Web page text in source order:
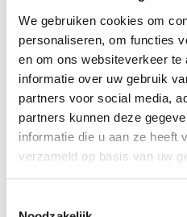
We gebruiken cookies om
personaliseren, om functies
en om ons websiteverkeer
informatie over uw gebruik
partners voor social media,
partners kunnen deze
informatie die u aan ze heeft
verzameld op basis van uw
Batenburg Industrial
Elke dag richten wij ons op
veiliger en duurzamer
vastgoedexploitatie van
door slimmere producten te
digital twins, predictive